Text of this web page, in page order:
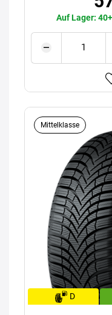
Auf Lager:
Mittelklasse
D